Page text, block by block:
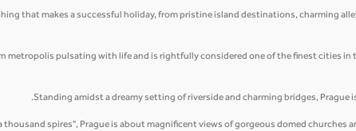
that makes a successful holiday, from pristine island destinations, charming
metropolis pulsating with life and is rightfully considered one of the finest cities
Standing amidst a dreamy setting of riverside and charming bridges,
thousand spires", Prague is about magnificent views of gorgeous domed churches